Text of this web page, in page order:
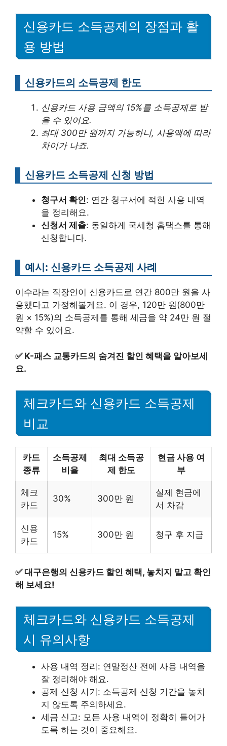
신용카드 소득공제의 장점과 활
용 방법
신용카드의 소득공제 한도
신용카드 사용 금액의 15%를 소득공제로 받
을 수 있어요.
최대 300만 원까지 가능하니, 사용액에 따라
차이가 나죠.
신용카드 소득공제 신청 방법
청구서 확인: 연간 청구서에 적힌 사용 내역
을 정리해요.
신청서 제출: 동일하게 국세청 홈택스를 통해
신청합니다.
예시: 신용카드 소득공제 사례
이수라는 직장인이 신용카드로 연간 800만 원을 사
용했다고 가정해볼게요. 이 경우, 120만 원(800만
원 × 15%)의 소득공제를 통해 세금을 약 24만 원 절
약할 수 있어요.
✅ K-패스 교통카드의 숨겨진 할인 혜택을 알아보세
요.
체크카드와 신용카드 소득공제
비교
카드
종류
소득공제
비율
최대 소득공
제 한도
현금 사용 여
부
체크
카드
30% 300만 원
실제 현금에
서 차감
신용
카드
15% 300만 원 청구 후 지급
✅대구은행의 신용카드 할인 혜택, 놓치지 말고 확인
해 보세요!
체크카드와 신용카드 소득공제
시 유의사항
사용 내역 정리: 연말정산 전에 사용 내역을
잘 정리해야 해요.
공제 신청 시기: 소득공제 신청 기간을 놓치
지 않도록 주의하세요.
세금 신고: 모든 사용 내역이 정확히 들어가
도록 하는 것이 중요해요.